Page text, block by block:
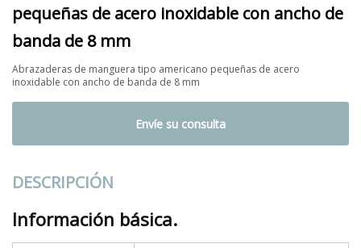
pequeñas de acero inoxidable con ancho de
banda de 8 mm
Abrazaderas de manguera tipo americano pequeñas de acero
inoxidable con ancho de banda de 8 mm
Envíe su consulta
DESCRIPCIÓN
Información básica.